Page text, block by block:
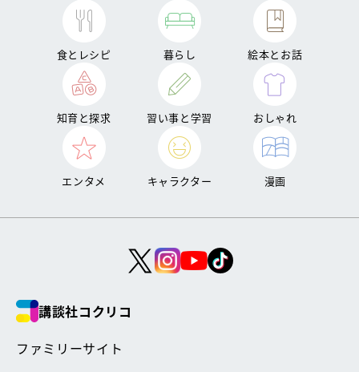
食とレシピ 暮らし 絵本とお話
知育と探求 習い事と学習 おしゃれ
エンタメ キャラクター 漫画
講談社コクリコ
ファミリーサイト